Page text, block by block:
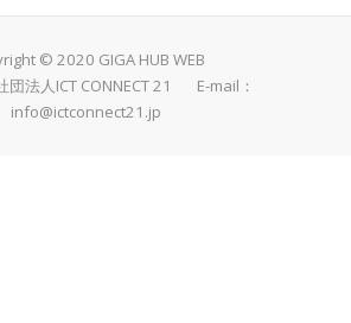
© 2020 GIGA HUB WEB
団法人ICT CONNECT 21 E-mail：
info@ictconnect21.jp